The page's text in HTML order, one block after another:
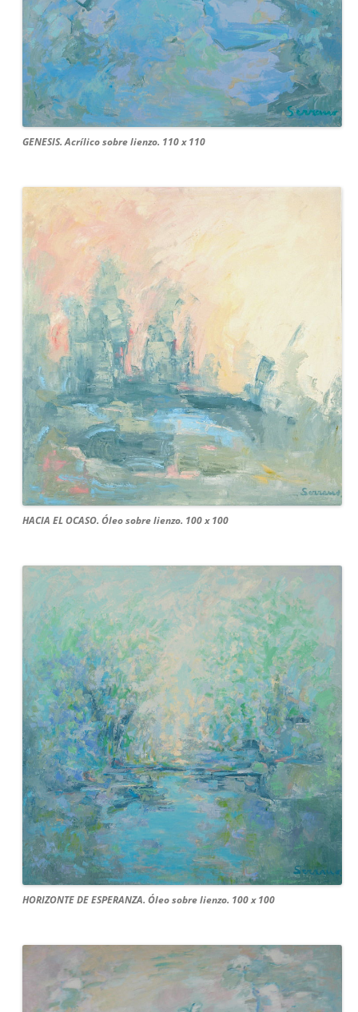
GENESIS. Acrílico sobre lienzo. 110 x 110
HACIA EL OCASO. Óleo sobre lienzo. 100 x 100
HORIZONTE DE ESPERANZA. Óleo sobre lienzo. 100 x 100